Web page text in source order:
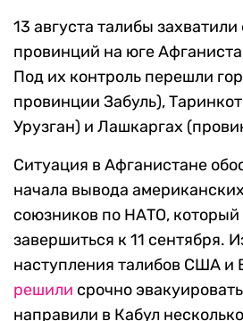
13 августа талибы
провинций на юге
Под их контроль перешли
провинции Забуль),
Урузган) и Лашкаргах
Ситуация в Афганистане
начала вывода
союзников по НАТО,
завершиться к 11 сентября.
наступления талибов США и
решили срочно
направили в Кабул